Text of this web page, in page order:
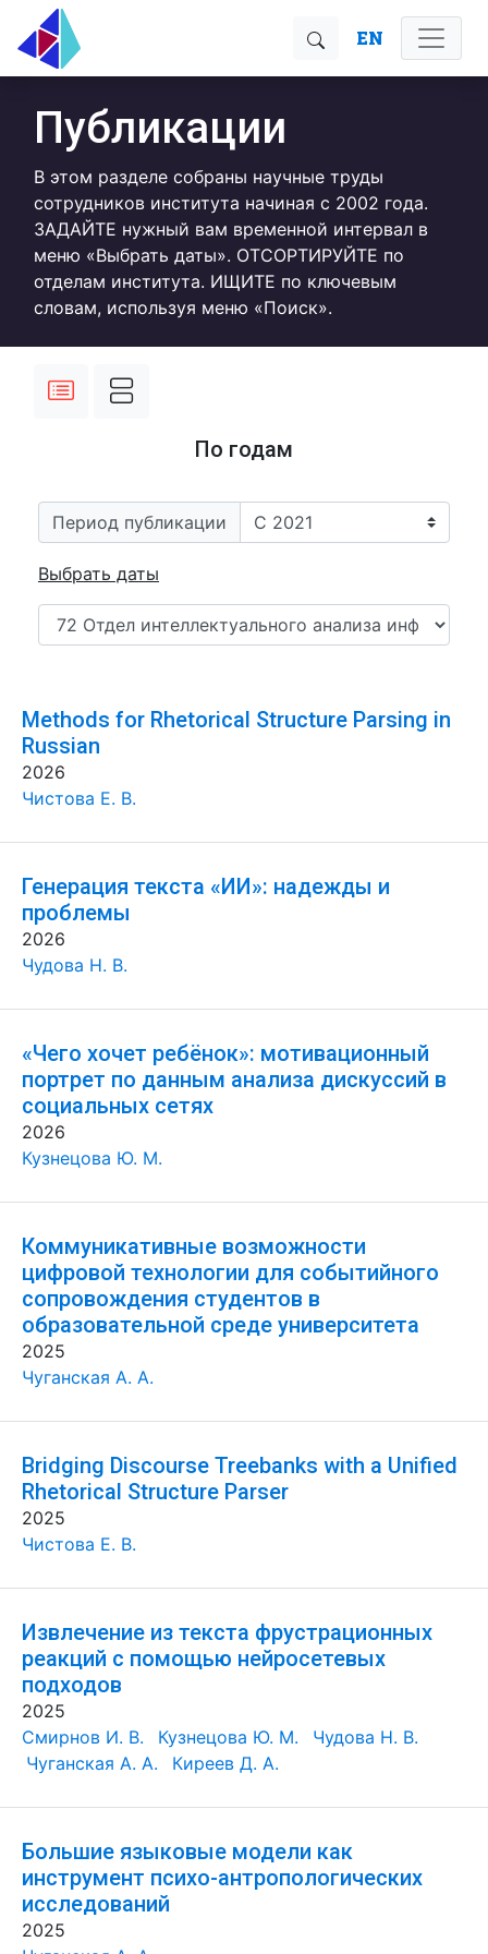
EN
Публикации
В этом разделе собраны научные труды
сотрудников института начиная с 2002 года.
ЗАДАЙТЕ нужный вам временной интервал в
меню «Выбрать даты». ОТСОРТИРУЙТЕ по
отделам института. ИЩИТЕ по ключевым
словам, используя меню «Поиск».
По годам
Период публикации
Выбрать даты
Methods for Rhetorical Structure Parsing in
Russian
2026
Чистова Е. В.
Генерация текста «ИИ»: надежды и
проблемы
2026
Чудова Н. В.
«Чего хочет ребёнок»: мотивационный
портрет по данным анализа дискуссий в
социальных сетях
2026
Кузнецова Ю. М.
Коммуникативные возможности
цифровой технологии для событийного
сопровождения студентов в
образовательной среде университета
2025
Чуганская А. А.
Bridging Discourse Treebanks with a Unified
Rhetorical Structure Parser
2025
Чистова Е. В.
Извлечение из текста фрустрационных
реакций с помощью нейросетевых
подходов
2025
Смирнов И. В.
Кузнецова Ю. М.
Чудова Н. В.
Чуганская А. А.
Киреев Д. А.
Большие языковые модели как
инструмент психо-антропологических
исследований
2025